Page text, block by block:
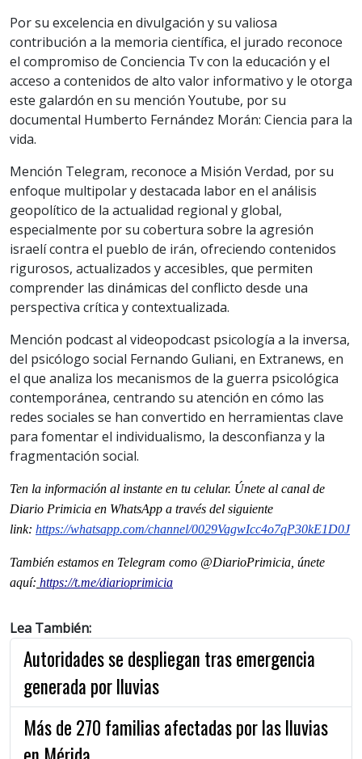
Por su excelencia en divulgación y su valiosa
contribución a la memoria científica, el jurado reconoce
el compromiso de Conciencia Tv con la educación y el
acceso a contenidos de alto valor informativo y le otorga
este galardón en su mención Youtube, por su
documental Humberto Fernández Morán: Ciencia para la
vida.
Mención Telegram, reconoce a Misión Verdad, por su
enfoque multipolar y destacada labor en el análisis
geopolítico de la actualidad regional y global,
especialmente por su cobertura sobre la agresión
israelí contra el pueblo de irán, ofreciendo contenidos
rigurosos, actualizados y accesibles, que permiten
comprender las dinámicas del conflicto desde una
perspectiva crítica y contextualizada.
Mención podcast al videopodcast psicología a la inversa,
del psicólogo social Fernando Guliani, en Extranews, en
el que analiza los mecanismos de la guerra psicológica
contemporánea, centrando su atención en cómo las
redes sociales se han convertido en herramientas clave
para fomentar el individualismo, la desconfianza y la
fragmentación social.
Ten la información al instante en tu celular. Únete al canal de
Diario Primicia en WhatsApp a través del siguiente
link: https://whatsapp.com/channel/0029VagwIcc4o7qP30kE1D0J
También estamos en Telegram como @DiarioPrimicia, únete
aquí: https://t.me/diarioprimicia
Lea También:
Autoridades se despliegan tras emergencia
generada por lluvias
Más de 270 familias afectadas por las lluvias